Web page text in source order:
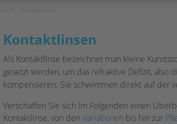
Kontaktlinsen
Kontaktlinsen
Als Kontaktlinse bezeichnet man kleine
gesetzt werden, um das refraktive Defizit, also
kompensieren. Sie schwimmen direkt auf der
Verschaffen Sie sich im Folgenden einen
Kontaktlinse, von denVariationen bis hin zur